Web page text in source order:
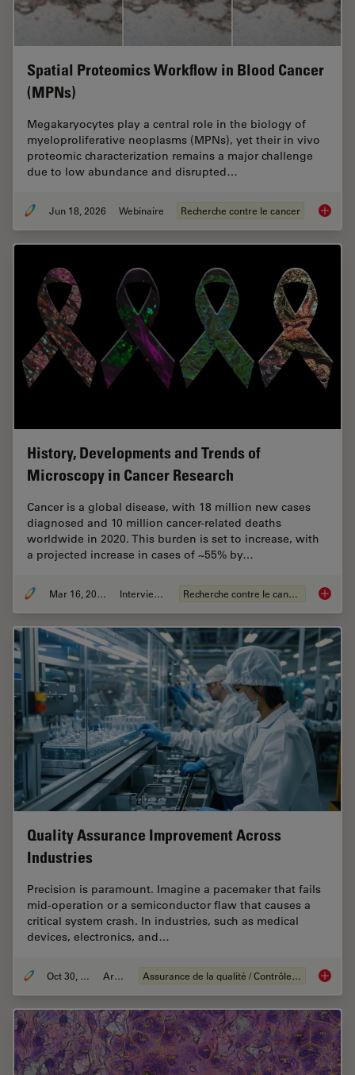
Spatial Proteomics Workflow in Blood Cancer
(MPNs)
Megakaryocytes play a central role in the biology of
myeloproliferative neoplasms (MPNs), yet their in vivo
proteomic characterization remains a major challenge
due to low abundance and disrupted…
Jun 18, 2026 Webinaire Recherche contre le cancer Spatial
History, Developments and Trends of
Microscopy in Cancer Research
Cancer is a global disease, with 18 million new cases
diagnosed and 10 million cancer-related deaths
worldwide in 2020. This burden is set to increase, with
a projected increase in cases of ~55% by…
Mar 16, 2026 Interviews Recherche contre le cancer
Quality Assurance Improvement Across
Industries
Precision is paramount. Imagine a pacemaker that fails
mid-operation or a semiconductor flaw that causes a
critical system crash. In industries, such as medical
devices, electronics, and…
Oct 30, 2025 Article Assurance de la qualité / Contrôle de la qualité Quality